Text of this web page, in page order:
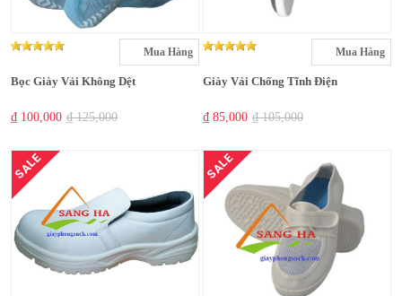
Mua Hàng
Bọc Giày Vải Không Dệt
₫ 100,000 ₫ 125,000
Mua Hàng
Giày Vải Chống Tĩnh Điện
₫ 85,000 ₫ 105,000
SALE SALE